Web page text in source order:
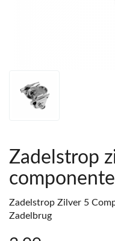
Zadelstrop
Zadelstrop Zilver 5
Zadelbrug